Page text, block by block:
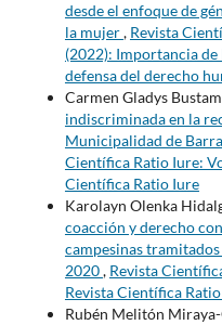
desde el enfoque de
la mujer, Revista
(2022): Importancia
defensa del derecho
Carmen Gladys
indiscriminada en la
Municipalidad de
Científica Ratio Iure:
Científica Ratio Iure
Karolayn Olenka
coacción y derecho
campesinas
2020, Revista
Revista Científica
Rubén Melitón